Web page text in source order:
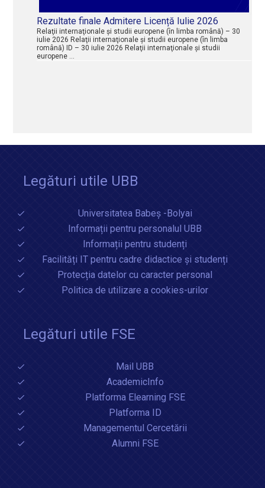
Rezultate finale Admitere Licență Iulie 2026
Relaţii internaţionale şi studii europene (în limba română) – 30
iulie 2026 Relaţii internaţionale şi studii europene (în limba
română) ID – 30 iulie 2026 Relaţii internaţionale şi studii
europene …
Legături utile UBB
Universitatea Babeș -Bolyai
Informații pentru personalul UBB
Informații pentru studenți
Facilități IT pentru cadre didactice și studenți
Protecția datelor cu caracter personal
Politica de utilizare a cookies-urilor
Legături utile FSE
Mail UBB
AcademicInfo
Platforma Elearning FSE
Platforma ID
Managementul Cercetării
Alumni FSE